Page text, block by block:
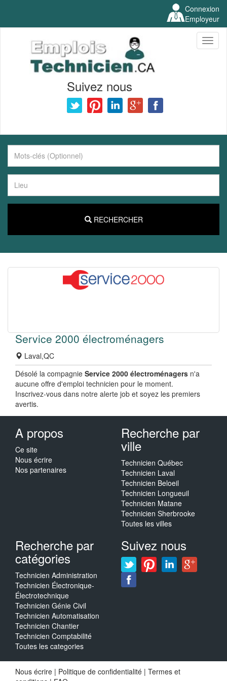
Connexion
Employeur
Suivez nous
RECHERCHER
Service 2000 électroménagers
Laval,QC
Désolé la compagnie Service 2000 électroménagers n'a
aucune offre d'emploi technicien pour le moment.
Inscrivez-vous dans notre alerte job et soyez les premiers
avertis.
A propos
Ce site
Nous écrire
Nos partenaires
Recherche par
ville
Technicien Québec
Technicien Laval
Technicien Beloeil
Technicien Longueuil
Technicien Matane
Technicien Sherbrooke
Toutes les villes
Recherche par
catégories
Technicien Administration
Technicien Électronique-
Électrotechnique
Technicien Génie Civil
Technicien Automatisation
Technicien Chantier
Technicien Comptabilité
Toutes les categories
Suivez nous
Nous écrire | Politique de confidentialité | Termes et